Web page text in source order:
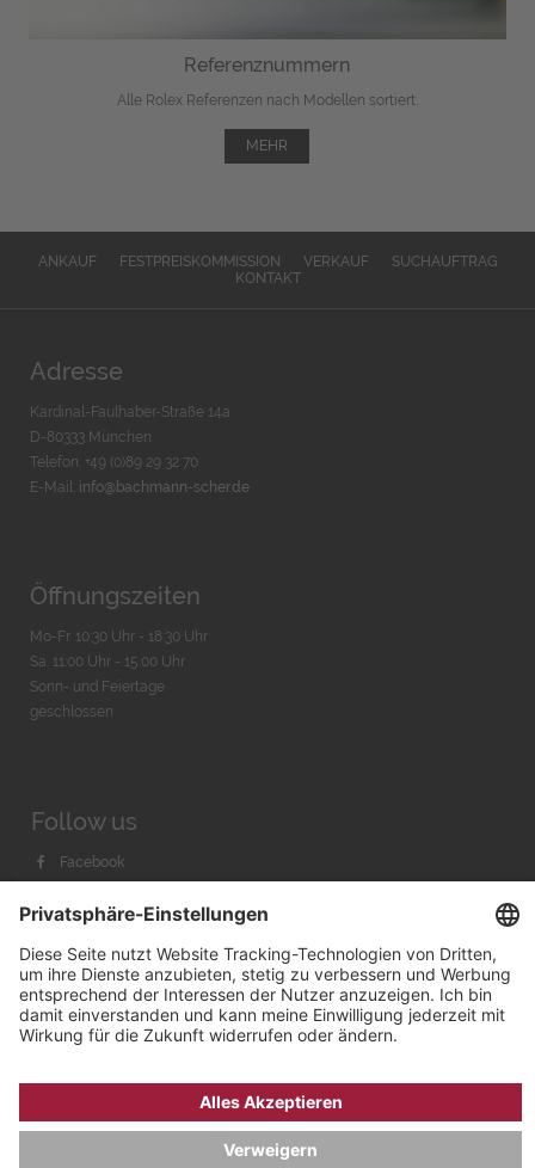
Referenznummern
Alle Rolex Referenzen nach Modellen sortiert.
MEHR
ANKAUF FESTPREISKOMMISSION VERKAUF
SUCHAUFTRAG
KONTAKT
Adresse
Kardinal-Faulhaber-Straße 14a
D-80333 München
Telefon: +49 (0)89 29 32 70
E-Mail: info@bachmann-scher.de
Öffnungszeiten
Mo-Fr. 10:30 Uhr - 18:30 Uhr
Sa. 11:00 Uhr - 15.00 Uhr
Sonn- und Feiertage
geschlossen
Follow us
Facebook
Youtube
IMPRESSUM